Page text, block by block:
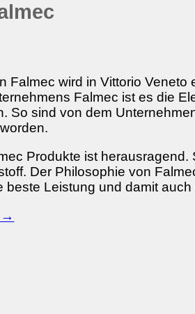
Falmec wird in Vittorio
Falmec ist es die
So sind von dem
Produkte ist
Der Philosophie von
beste Leistung und damit
→